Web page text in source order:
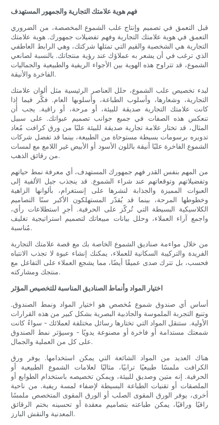
فهم هوية علامتك التجارية والجمهور المستهدف
قبل التعمق في تصميم وإنتاج علب الشموع المخصصة، من الضروري
التعمق في هوية علامتك التجارية وفهم تفضيلات جمهورك. هوية علامتك
التجارية هي الشخصية والقيم التي تمثلها شركتك، وهي الرابط العاطفي
الذي ترغب في أن يشعر به عملاؤك عند رؤية منتجاتك. بالنسبة لصانعي
الشموع، قد تتراوح هذه الهوية بين الأجواء الريفية والطبيعية والجماليات
الفاخرة والأنيقة.
لبدء تخصيص علب الشموع، حلل العناصر الرئيسية مثل ألوان علامتك
التجارية، وشعارها، وأسلوب الطباعة، وأسلوبها العام. فكّر فيما إذا
كانت علامتك التجارية صديقة للبيئة، أو مرحة، أو راقية. يجب أن
تنعكس هذه الصفات في جميع جوانب تصميم عبواتك. على سبيل
المثال، قد تختار علامة تجارية صديقة للبيئة علبًا من ورق كرافت مُعاد
تدويره برسومات بسيطة مستوحاة من الطبيعة، بينما قد تفضل شركات
الشموع الفاخرة علبًا أنيقة باللون الأسود أو الأبيض غير اللامع مع لمسات
من رقائق الذهب.
من المهم بنفس القدر فهم جمهورك المستهدف، أي معرفة نمط حياتهم
وتفضيلاتهم وتوقعاتهم عند شراء الشموع. قد ينجذب جيل الألفية إلى
العبوات المميزة والجذابة لنشرها على إنستغرام، بألوانها الزاهية
وخطوطها المرحة، بينما قد يُقدّر المستهلكون الأكبر سنًا التصاميم
الكلاسيكية البسيطة التي تُركّز على الحرفية. أجرِ استطلاعات رأي،
واجمع آراء العملاء، وحلل بيانات مبيعاتك لتصميم استراتيجية تغليف
مُناسبة.
من خلال مواءمة صناديق الشموع الخاصة بك مع قصة علامتك التجارية
الفريدة والتركيبة السكانية للعملاء، يمكنك إنشاء عبوة لا تجذب الانتباه
فحسب، بل تترك صدى عميقًا أيضًا، مما يشجع العملاء على التفاعل مع
منتجك ومشاركته.
اختيار المواد وأنماط الصناديق المناسبة للتخصيص المؤثر
أساس أي صندوق شموع مُخصص هو اختيار المواد ونمط الصندوق.
وتنبع التجربة الملموسة والجاذبية البصرية بشكل كبير من هذه القرارات
الأولية. ستنقل المواد التي تختارها رسائل مختلفة لعملائك - سواءً كانت
شمعتك مستدامة أو فاخرة أو مصنوعة يدويًا - وسيؤثر نمط الصندوق
على كل من العملية والجمال.
هناك العديد من المواد الشائعة التي يمكن استخدامها. يوفر ورق
الكرافت ملمسًا طبيعيًا ترابيًا، مثاليًا لعلامات الشموع الطبيعية أو
الحرفية. إنه متين وصديق للبيئة، ويمكن تخصيصه باستخدام الطوابع أو
الملصقات أو تقنيات الطباعة البسيطة لإضفاء لمسة ريفية. من ناحية
أخرى، يوفر الورق المقوى الصلب أو الورق المقوى المتخصص ملمسًا
راقيًا وراقيًا، يمكن طباعته بتصاميم معقدة أو تحسينه بختم الرقائق
المعدنية والنقش البارز.